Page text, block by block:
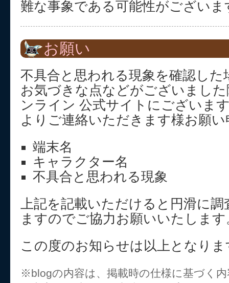
難な事象である可能性がございま
お願い
不具合と思われる現象を確認した
お気づきな点などがございまし
ンライン 公式サイトにございま
よりご連絡いただきます様お願
端末名
キャラクター名
不具合と思われる現象
上記を記載いただけると円滑に
ますのでご協力お願いいたします
この度のお知らせは以上となりま
※blogの内容は、掲載時の仕様に基づく